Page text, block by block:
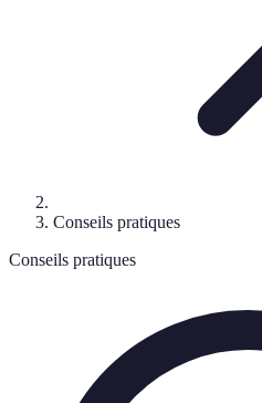
Conseils pratiques
Conseils pratiques